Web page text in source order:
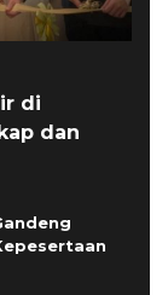
di
dan